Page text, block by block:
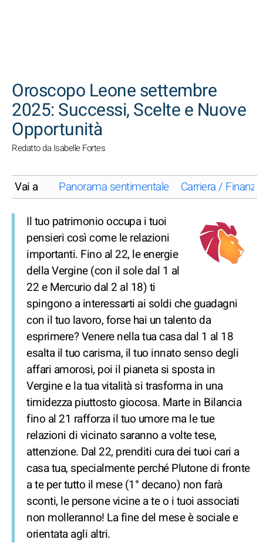
Oroscopo Leone settembre
2025: Successi, Scelte e Nuove
Opportunità
Redatto da Isabelle Fortes
Vai a Panorama sentimentale Carriera / Finanze
Il tuo patrimonio occupa i tuoi
pensieri così come le relazioni
importanti. Fino al 22, le energie
della Vergine (con il sole dal 1 al
22 e Mercurio dal 2 al 18) ti
spingono a interessarti ai soldi che guadagni
con il tuo lavoro, forse hai un talento da
esprimere? Venere nella tua casa dal 1 al 18
esalta il tuo carisma, il tuo innato senso degli
affari amorosi, poi il pianeta si sposta in
Vergine e la tua vitalità si trasforma in una
timidezza piuttosto giocosa. Marte in Bilancia
fino al 21 rafforza il tuo umore ma le tue
relazioni di vicinato saranno a volte tese,
attenzione. Dal 22, prenditi cura dei tuoi cari a
casa tua, specialmente perché Plutone di fronte
a te per tutto il mese (1° decano) non farà
sconti, le persone vicine a te o i tuoi associati
non molleranno! La fine del mese è sociale e
orientata agli altri.